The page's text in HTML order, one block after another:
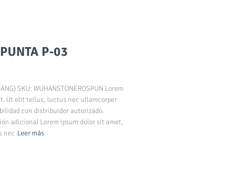
P-03
SKU: WUHANSTONEROSPUN Lorem
Ut elit tellus, luctus nec ullamcorper
con distribuidor autorizado.
adicional Lorem ipsum dolor sit amet,
nec Leer más